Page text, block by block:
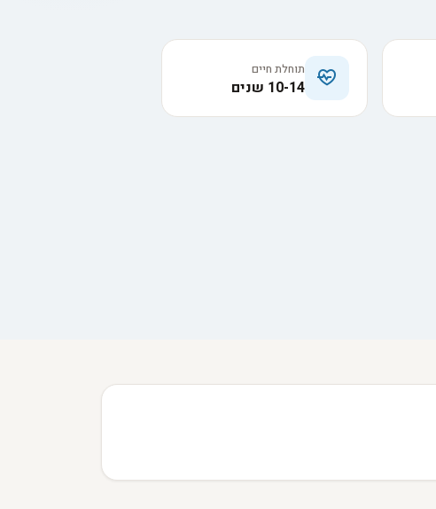
תוחלת חיים
10-14 שנים